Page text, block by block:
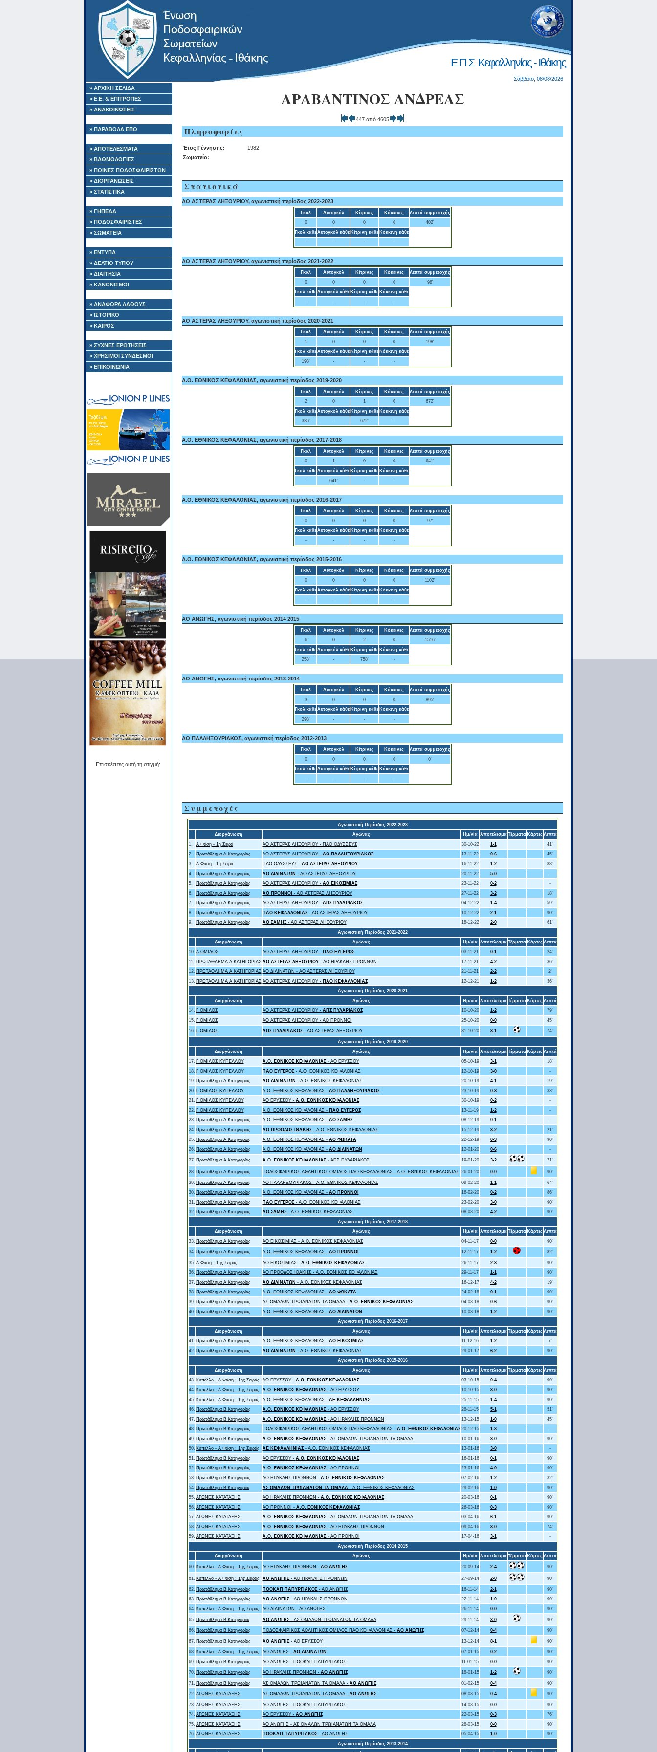
Ε.Π.Σ. Κεφαλληνίας - Ιθάκης
Σάββατο, 08/08/2026
» ΑΡΧΙΚΗ ΣΕΛΙΔΑ
» Ε.Ε. & ΕΠΙΤΡΟΠΕΣ
» ΑΝΑΚΟΙΝΩΣΕΙΣ
» ΠΑΡΑΒΟΛΑ ΕΠΟ
» ΑΠΟΤΕΛΕΣΜΑΤΑ
» ΒΑΘΜΟΛΟΓΙΕΣ
» ΠΟΙΝΕΣ ΠΟΔΟΣΦΑΙΡΙΣΤΩΝ
» ΔΙΟΡΓΑΝΩΣΕΙΣ
» ΣΤΑΤΙΣΤΙΚΑ
» ΓΗΠΕΔΑ
» ΠΟΔΟΣΦΑΙΡΙΣΤΕΣ
» ΣΩΜΑΤΕΙΑ
» ΕΝΤΥΠΑ
» ΔΕΛΤΙΟ ΤΥΠΟΥ
» ΔΙΑΙΤΗΣΙΑ
» ΚΑΝΟΝΙΣΜΟΙ
» ΑΝΑΦΟΡΑ ΛΑΘΟΥΣ
» ΙΣΤΟΡΙΚΟ
» ΚΑΙΡΟΣ
» ΣΥΧΝΕΣ ΕΡΩΤΗΣΕΙΣ
» ΧΡΗΣΙΜΟΙ ΣΥΝΔΕΣΜΟΙ
» ΕΠΙΚΟΙΝΩΝΙΑ
Επισκέπτες αυτή τη στιγμή:
ΑΡΑΒΑΝΤΙΝΟΣ ΑΝΔΡΕΑΣ
447 από 4605
Πληροφορίες
Έτος Γέννησης:
1982
Σωματείο:
Στατιστικά
ΑΟ ΑΣΤΕΡΑΣ ΛΗΞΟΥΡΙΟΥ, αγωνιστική περίοδος 2022-2023
Γκολ Αυτογκόλ Κίτρινες Κόκκινες
Λεπτά συμμετοχής
0
0 0 0
402'
Γκολ κάθε Αυτογκόλ κάθε Κίτρινη κάθε Κόκκινη κάθε
-
- - -
ΑΟ ΑΣΤΕΡΑΣ ΛΗΞΟΥΡΙΟΥ, αγωνιστική περίοδος 2021-2022
Γκολ Αυτογκόλ Κίτρινες Κόκκινες
Λεπτά συμμετοχής
0
0 0 0
98'
Γκολ κάθε Αυτογκόλ κάθε Κίτρινη κάθε Κόκκινη κάθε
-
- - -
ΑΟ ΑΣΤΕΡΑΣ ΛΗΞΟΥΡΙΟΥ, αγωνιστική περίοδος 2020-2021
Γκολ Αυτογκόλ Κίτρινες Κόκκινες
Λεπτά συμμετοχής
1
0 0 0
198'
Γκολ κάθε Αυτογκόλ κάθε Κίτρινη κάθε Κόκκινη κάθε
198'
- - -
A.O. ΕΘΝΙΚΟΣ ΚΕΦΑΛΟΝΙΑΣ, αγωνιστική περίοδος 2019-2020
Γκολ Αυτογκόλ Κίτρινες Κόκκινες
Λεπτά συμμετοχής
2
0 1 0
672'
Γκολ κάθε Αυτογκόλ κάθε Κίτρινη κάθε Κόκκινη κάθε
336'
- 672' -
A.O. ΕΘΝΙΚΟΣ ΚΕΦΑΛΟΝΙΑΣ, αγωνιστική περίοδος 2017-2018
Γκολ Αυτογκόλ Κίτρινες Κόκκινες
Λεπτά συμμετοχής
0
1 0 0
641'
Γκολ κάθε Αυτογκόλ κάθε Κίτρινη κάθε Κόκκινη κάθε
-
641' - -
A.O. ΕΘΝΙΚΟΣ ΚΕΦΑΛΟΝΙΑΣ, αγωνιστική περίοδος 2016-2017
Γκολ Αυτογκόλ Κίτρινες Κόκκινες
Λεπτά συμμετοχής
0
0 0 0
97'
Γκολ κάθε Αυτογκόλ κάθε Κίτρινη κάθε Κόκκινη κάθε
-
- - -
A.O. ΕΘΝΙΚΟΣ ΚΕΦΑΛΟΝΙΑΣ, αγωνιστική περίοδος 2015-2016
Γκολ Αυτογκόλ Κίτρινες Κόκκινες
Λεπτά συμμετοχής
0
0 0 0
1102'
Γκολ κάθε Αυτογκόλ κάθε Κίτρινη κάθε Κόκκινη κάθε
-
- - -
ΑΟ ΑΝΩΓΗΣ, αγωνιστική περίοδος 2014 2015
Γκολ Αυτογκόλ Κίτρινες Κόκκινες
Λεπτά συμμετοχής
6
0 2 0
1516'
Γκολ κάθε Αυτογκόλ κάθε Κίτρινη κάθε Κόκκινη κάθε
253'
- 758' -
ΑΟ ΑΝΩΓΗΣ, αγωνιστική περίοδος 2013-2014
Γκολ Αυτογκόλ Κίτρινες Κόκκινες
Λεπτά συμμετοχής
3
0 0 0
895'
Γκολ κάθε Αυτογκόλ κάθε Κίτρινη κάθε Κόκκινη κάθε
298'
- - -
ΑΟ ΠΑΛΛΗΞΟΥΡΙΑΚΟΣ, αγωνιστική περίοδος 2012-2013
Γκολ Αυτογκόλ Κίτρινες Κόκκινες
Λεπτά συμμετοχής
0
0 0 0
0'
Γκολ κάθε Αυτογκόλ κάθε Κίτρινη κάθε Κόκκινη κάθε
-
- - -
Συμμετοχές
Αγωνιστική Περίοδος 2022-2023
Διοργάνωση
Αγώνας Ημ/νία Αποτέλεσμα Τέρματα Κάρτες Λεπτά
1.
Α Φάση - 1η Σειρά ΑΟ ΑΣΤΕΡΑΣ ΛΗΞΟΥΡΙΟΥ - ΠΑΟ ΟΔΥΣΣΕΥΣ 30-10-22 1-1
41'
2.
Πρωτάθλημα Α Κατηγορίας ΑΟ ΑΣΤΕΡΑΣ ΛΗΞΟΥΡΙΟΥ - ΑΟ ΠΑΛΛΗΞΟΥΡΙΑΚΟΣ 13-11-22 0-6
45'
3.
Α Φάση - 1η Σειρά ΠΑΟ ΟΔΥΣΣΕΥΣ - ΑΟ ΑΣΤΕΡΑΣ ΛΗΞΟΥΡΙΟΥ 16-11-22 1-2
88'
4.
Πρωτάθλημα Α Κατηγορίας ΑΟ ΔΙΛΙΝΑΤΩΝ - ΑΟ ΑΣΤΕΡΑΣ ΛΗΞΟΥΡΙΟΥ 20-11-22 5-0
-
5.
Πρωτάθλημα Α Κατηγορίας ΑΟ ΑΣΤΕΡΑΣ ΛΗΞΟΥΡΙΟΥ - ΑΟ ΕΙΚΟΣΙΜΙΑΣ 23-11-22 0-2
-
6.
Πρωτάθλημα Α Κατηγορίας ΑΟ ΠΡΟΝΝΟΙ - ΑΟ ΑΣΤΕΡΑΣ ΛΗΞΟΥΡΙΟΥ 27-11-22 3-2
18'
7.
Πρωτάθλημα Α Κατηγορίας ΑΟ ΑΣΤΕΡΑΣ ΛΗΞΟΥΡΙΟΥ - ΑΠΣ ΠΥΛΑΡΙΑΚΟΣ 04-12-22 1-4
59'
8.
Πρωτάθλημα Α Κατηγορίας ΠΑΟ ΚΕΦΑΛΛΟΝΙΑΣ- ΑΟ ΑΣΤΕΡΑΣ ΛΗΞΟΥΡΙΟΥ 10-12-22 2-1
90'
9.
Πρωτάθλημα Α Κατηγορίας ΑΟ ΣΑΜΗΣ- ΑΟ ΑΣΤΕΡΑΣ ΛΗΞΟΥΡΙΟΥ 18-12-22 2-0
61'
Αγωνιστική Περίοδος 2021-2022
Διοργάνωση
Αγώνας Ημ/νία Αποτέλεσμα Τέρματα Κάρτες Λεπτά
10. Α ΟΜΙΛΟΣ ΑΟ ΑΣΤΕΡΑΣ ΛΗΞΟΥΡΙΟΥ - ΠΑΟ ΕΥΓΕΡΟΣ 03-11-21 0-1
24'
11. ΠΡΩΤΑΘΛΗΜΑ Α ΚΑΤΗΓΟΡΙΑΣ ΑΟ ΑΣΤΕΡΑΣ ΛΗΞΟΥΡΙΟΥ- ΑΟ ΗΡΑΚΛΗΣ ΠΡΟΝΝΩΝ 17-11-21 4-2
36'
12. ΠΡΩΤΑΘΛΗΜΑ Α ΚΑΤΗΓΟΡΙΑΣ ΑΟ ΔΙΛΙΝΑΤΩΝ - ΑΟ ΑΣΤΕΡΑΣ ΛΗΞΟΥΡΙΟΥ 21-11-21 2-2
2'
13. ΠΡΩΤΑΘΛΗΜΑ Α ΚΑΤΗΓΟΡΙΑΣ ΑΟ ΑΣΤΕΡΑΣ ΛΗΞΟΥΡΙΟΥ - ΠΑΟ ΚΕΦΑΛΛΟΝΙΑΣ 12-12-21 1-2
36'
Αγωνιστική Περίοδος 2020-2021
Διοργάνωση
Αγώνας Ημ/νία Αποτέλεσμα Τέρματα Κάρτες Λεπτά
14. Γ ΟΜΙΛΟΣ ΑΟ ΑΣΤΕΡΑΣ ΛΗΞΟΥΡΙΟΥ - ΑΠΣ ΠΥΛΑΡΙΑΚΟΣ 10-10-20 1-2
79'
15. Γ ΟΜΙΛΟΣ ΑΟ ΑΣΤΕΡΑΣ ΛΗΞΟΥΡΙΟΥ - ΑΟ ΠΡΟΝΝΟΙ 25-10-20 0-0 45'
16. Γ ΟΜΙΛΟΣ ΑΠΣ ΠΥΛΑΡΙΑΚΟΣ- ΑΟ ΑΣΤΕΡΑΣ ΛΗΞΟΥΡΙΟΥ 31-10-20 3-1 74'
Αγωνιστική Περίοδος 2019-2020
Διοργάνωση
Αγώνας Ημ/νία Αποτέλεσμα Τέρματα Κάρτες Λεπτά
17. Γ ΟΜΙΛΟΣ ΚΥΠΕΛΛΟΥ A.O. ΕΘΝΙΚΟΣ ΚΕΦΑΛΟΝΙΑΣ- ΑΟ ΕΡΥΣΣΟΥ 05-10-19 3-1
18'
18. Γ ΟΜΙΛΟΣ ΚΥΠΕΛΛΟΥ ΠΑΟ ΕΥΓΕΡΟΣ- A.O. ΕΘΝΙΚΟΣ ΚΕΦΑΛΟΝΙΑΣ 12-10-19 3-0
-
19. Πρωτάθλημα Α Κατηγορίας ΑΟ ΔΙΛΙΝΑΤΩΝ - A.O. ΕΘΝΙΚΟΣ ΚΕΦΑΛΟΝΙΑΣ 20-10-19 4-1
19'
20. Γ ΟΜΙΛΟΣ ΚΥΠΕΛΛΟΥ A.O. ΕΘΝΙΚΟΣ ΚΕΦΑΛΟΝΙΑΣ - ΑΟ ΠΑΛΛΗΞΟΥΡΙΑΚΟΣ 23-10-19 0-3
33'
21. Γ ΟΜΙΛΟΣ ΚΥΠΕΛΛΟΥ ΑΟ ΕΡΥΣΣΟΥ - A.O. ΕΘΝΙΚΟΣ ΚΕΦΑΛΟΝΙΑΣ 30-10-19 0-2
-
22. Γ ΟΜΙΛΟΣ ΚΥΠΕΛΛΟΥ A.O. ΕΘΝΙΚΟΣ ΚΕΦΑΛΟΝΙΑΣ - ΠΑΟ ΕΥΓΕΡΟΣ 13-11-19 1-2
-
23. Πρωτάθλημα Α Κατηγορίας A.O. ΕΘΝΙΚΟΣ ΚΕΦΑΛΟΝΙΑΣ - ΑΟ ΣΑΜΗΣ 08-12-19 0-1
-
24. Πρωτάθλημα Α Κατηγορίας ΑΟ ΠΡΟΟΔΟΣ ΙΘΑΚΗΣ- A.O. ΕΘΝΙΚΟΣ ΚΕΦΑΛΟΝΙΑΣ 15-12-19 3-2
21'
25. Πρωτάθλημα Α Κατηγορίας A.O. ΕΘΝΙΚΟΣ ΚΕΦΑΛΟΝΙΑΣ - ΑΟ ΦΩΚΑΤΑ 22-12-19 0-3
90'
26. Πρωτάθλημα Α Κατηγορίας A.O. ΕΘΝΙΚΟΣ ΚΕΦΑΛΟΝΙΑΣ - ΑΟ ΔΙΛΙΝΑΤΩΝ 12-01-20 0-6 -
27. Πρωτάθλημα Α Κατηγορίας A.O. ΕΘΝΙΚΟΣ ΚΕΦΑΛΟΝΙΑΣ- ΑΠΣ ΠΥΛΑΡΙΑΚΟΣ 19-01-20 3-2 71'
28. Πρωτάθλημα Α Κατηγορίας ΠΟΔΟΣΦΑΙΡΙΚΟΣ ΑΘΛΗΤΙΚΟΣ ΟΜΙΛΟΣ ΠΑΟ ΚΕΦΑΛΛΟΝΙΑΣ - A.O. ΕΘΝΙΚΟΣ ΚΕΦΑΛΟΝΙΑΣ 26-01-20 0-0 90'
29. Πρωτάθλημα Α Κατηγορίας ΑΟ ΠΑΛΛΗΞΟΥΡΙΑΚΟΣ - A.O. ΕΘΝΙΚΟΣ ΚΕΦΑΛΟΝΙΑΣ 09-02-20 1-1
64'
30. Πρωτάθλημα Α Κατηγορίας A.O. ΕΘΝΙΚΟΣ ΚΕΦΑΛΟΝΙΑΣ - ΑΟ ΠΡΟΝΝΟΙ 16-02-20 0-2
86'
31. Πρωτάθλημα Α Κατηγορίας ΠΑΟ ΕΥΓΕΡΟΣ- A.O. ΕΘΝΙΚΟΣ ΚΕΦΑΛΟΝΙΑΣ 23-02-20 3-0
90'
32. Πρωτάθλημα Α Κατηγορίας ΑΟ ΣΑΜΗΣ- A.O. ΕΘΝΙΚΟΣ ΚΕΦΑΛΟΝΙΑΣ 08-03-20 4-2
90'
Αγωνιστική Περίοδος 2017-2018
Διοργάνωση
Αγώνας Ημ/νία Αποτέλεσμα Τέρματα Κάρτες Λεπτά
33. Πρωτάθλημα Α Κατηγορίας ΑΟ ΕΙΚΟΣΙΜΙΑΣ - A.O. ΕΘΝΙΚΟΣ ΚΕΦΑΛΟΝΙΑΣ 04-11-17 0-0 90'
34. Πρωτάθλημα Α Κατηγορίας A.O. ΕΘΝΙΚΟΣ ΚΕΦΑΛΟΝΙΑΣ - ΑΟ ΠΡΟΝΝΟΙ 12-11-17 1-2 82'
35. Α Φάση : 1ης Σειράς ΑΟ ΕΙΚΟΣΙΜΙΑΣ - A.O. ΕΘΝΙΚΟΣ ΚΕΦΑΛΟΝΙΑΣ 26-11-17 2-3
90'
36. Πρωτάθλημα Α Κατηγορίας ΑΟ ΠΡΟΟΔΟΣ ΙΘΑΚΗΣ - A.O. ΕΘΝΙΚΟΣ ΚΕΦΑΛΟΝΙΑΣ 29-11-17 1-1
90'
37. Πρωτάθλημα Α Κατηγορίας ΑΟ ΔΙΛΙΝΑΤΩΝ - A.O. ΕΘΝΙΚΟΣ ΚΕΦΑΛΟΝΙΑΣ 16-12-17 4-2
19'
38. Πρωτάθλημα Α Κατηγορίας A.O. ΕΘΝΙΚΟΣ ΚΕΦΑΛΟΝΙΑΣ - ΑΟ ΦΩΚΑΤΑ 24-02-18 0-1
90'
39. Πρωτάθλημα Α Κατηγορίας ΑΣ ΟΜΑΛΩΝ ΤΡΩΙΑΝΑΤΩΝ ΤΑ ΟΜΑΛΑ - A.O. ΕΘΝΙΚΟΣ ΚΕΦΑΛΟΝΙΑΣ 04-03-18 0-6
90'
40. Πρωτάθλημα Α Κατηγορίας A.O. ΕΘΝΙΚΟΣ ΚΕΦΑΛΟΝΙΑΣ - ΑΟ ΔΙΛΙΝΑΤΩΝ 10-03-18 1-2
90'
Αγωνιστική Περίοδος 2016-2017
Διοργάνωση
Αγώνας Ημ/νία Αποτέλεσμα Τέρματα Κάρτες Λεπτά
41. Πρωτάθλημα Α Κατηγορίας A.O. ΕΘΝΙΚΟΣ ΚΕΦΑΛΟΝΙΑΣ - ΑΟ ΕΙΚΟΣΙΜΙΑΣ 11-12-16 1-2
7'
42. Πρωτάθλημα Α Κατηγορίας ΑΟ ΔΙΛΙΝΑΤΩΝ - A.O. ΕΘΝΙΚΟΣ ΚΕΦΑΛΟΝΙΑΣ 29-01-17 6-2
90'
Αγωνιστική Περίοδος 2015-2016
Διοργάνωση
Αγώνας Ημ/νία Αποτέλεσμα Τέρματα Κάρτες Λεπτά
43. Κύπελλο - Α Φάση : 1ης Σειράς ΑΟ ΕΡΥΣΣΟΥ - A.O. ΕΘΝΙΚΟΣ ΚΕΦΑΛΟΝΙΑΣ 03-10-15 0-4
90'
44. Κύπελλο - Α Φάση : 1ης Σειράς A.O. ΕΘΝΙΚΟΣ ΚΕΦΑΛΟΝΙΑΣ- ΑΟ ΕΡΥΣΣΟΥ 10-10-15 3-0
90'
45. Κύπελλο - Α Φάση : 1ης Σειράς A.O. ΕΘΝΙΚΟΣ ΚΕΦΑΛΟΝΙΑΣ - ΑΕ ΚΕΦΑΛΛΗΝΙΑΣ 25-11-15 1-4
90'
46. Πρωτάθλημα Β Κατηγορίας A.O. ΕΘΝΙΚΟΣ ΚΕΦΑΛΟΝΙΑΣ- ΑΟ ΕΡΥΣΣΟΥ 28-11-15 5-1
51'
47. Πρωτάθλημα Β Κατηγορίας A.O. ΕΘΝΙΚΟΣ ΚΕΦΑΛΟΝΙΑΣ- ΑΟ ΗΡΑΚΛΗΣ ΠΡΟΝΝΩΝ 13-12-15 1-0
45'
48. Πρωτάθλημα Β Κατηγορίας ΠΟΔΟΣΦΑΙΡΙΚΟΣ ΑΘΛΗΤΙΚΟΣ ΟΜΙΛΟΣ ΠΑΟ ΚΕΦΑΛΛΟΝΙΑΣ - A.O. ΕΘΝΙΚΟΣ ΚΕΦΑΛΟΝΙΑΣ 20-12-15 1-3
-
49. Πρωτάθλημα Β Κατηγορίας A.O. ΕΘΝΙΚΟΣ ΚΕΦΑΛΟΝΙΑΣ- ΑΣ ΟΜΑΛΩΝ ΤΡΩΙΑΝΑΤΩΝ ΤΑ ΟΜΑΛΑ 10-01-16 3-0
90'
50. Κύπελλο - Α Φάση : 1ης Σειράς ΑΕ ΚΕΦΑΛΛΗΝΙΑΣ - A.O. ΕΘΝΙΚΟΣ ΚΕΦΑΛΟΝΙΑΣ 13-01-16 3-0
-
51. Πρωτάθλημα Β Κατηγορίας ΑΟ ΕΡΥΣΣΟΥ - A.O. ΕΘΝΙΚΟΣ ΚΕΦΑΛΟΝΙΑΣ 16-01-16 0-1
90'
52. Πρωτάθλημα Β Κατηγορίας A.O. ΕΘΝΙΚΟΣ ΚΕΦΑΛΟΝΙΑΣ- ΑΟ ΠΡΟΝΝΟΙ 23-01-16 4-0
90'
53. Πρωτάθλημα Β Κατηγορίας ΑΟ ΗΡΑΚΛΗΣ ΠΡΟΝΝΩΝ - A.O. ΕΘΝΙΚΟΣ ΚΕΦΑΛΟΝΙΑΣ 07-02-16 1-2
32'
54. Πρωτάθλημα Β Κατηγορίας ΑΣ ΟΜΑΛΩΝ ΤΡΩΙΑΝΑΤΩΝ ΤΑ ΟΜΑΛΑ- A.O. ΕΘΝΙΚΟΣ ΚΕΦΑΛΟΝΙΑΣ 29-02-16 1-0
90'
55. ΑΓΩΝΕΣ ΚΑΤΑΤΑΞΗΣ ΑΟ ΗΡΑΚΛΗΣ ΠΡΟΝΝΩΝ - A.O. ΕΘΝΙΚΟΣ ΚΕΦΑΛΟΝΙΑΣ 20-03-16 0-1
90'
56. ΑΓΩΝΕΣ ΚΑΤΑΤΑΞΗΣ ΑΟ ΠΡΟΝΝΟΙ - A.O. ΕΘΝΙΚΟΣ ΚΕΦΑΛΟΝΙΑΣ 26-03-16 0-3
90'
57. ΑΓΩΝΕΣ ΚΑΤΑΤΑΞΗΣ A.O. ΕΘΝΙΚΟΣ ΚΕΦΑΛΟΝΙΑΣ- ΑΣ ΟΜΑΛΩΝ ΤΡΩΙΑΝΑΤΩΝ ΤΑ ΟΜΑΛΑ 03-04-16 6-1
90'
58. ΑΓΩΝΕΣ ΚΑΤΑΤΑΞΗΣ A.O. ΕΘΝΙΚΟΣ ΚΕΦΑΛΟΝΙΑΣ- ΑΟ ΗΡΑΚΛΗΣ ΠΡΟΝΝΩΝ 09-04-16 3-0
74'
59. ΑΓΩΝΕΣ ΚΑΤΑΤΑΞΗΣ A.O. ΕΘΝΙΚΟΣ ΚΕΦΑΛΟΝΙΑΣ- ΑΟ ΠΡΟΝΝΟΙ 17-04-16 3-1
-
Αγωνιστική Περίοδος 2014 2015
Διοργάνωση
Αγώνας Ημ/νία Αποτέλεσμα Τέρματα Κάρτες Λεπτά
60. Κύπελλο - Α Φάση : 1ης Σειράς ΑΟ ΗΡΑΚΛΗΣ ΠΡΟΝΝΩΝ - ΑΟ ΑΝΩΓΗΣ 20-09-14 2-4 90'
61. Κύπελλο - Α Φάση : 1ης Σειράς ΑΟ ΑΝΩΓΗΣ- ΑΟ ΗΡΑΚΛΗΣ ΠΡΟΝΝΩΝ 27-09-14 2-0 90'
62. Πρωτάθλημα Β Κατηγορίας ΠΟΟΚΑΠ ΠΑΠΥΡΓΙΑΚΟΣ - ΑΟ ΑΝΩΓΗΣ 16-11-14 2-1
90'
63. Πρωτάθλημα Β Κατηγορίας ΑΟ ΑΝΩΓΗΣ- ΑΟ ΗΡΑΚΛΗΣ ΠΡΟΝΝΩΝ 22-11-14 1-0
90'
64. Κύπελλο - Α Φάση : 1ης Σειράς ΑΟ ΔΙΛΙΝΑΤΩΝ - ΑΟ ΑΝΩΓΗΣ 26-11-14 0-0 90'
65. Πρωτάθλημα Β Κατηγορίας ΑΟ ΑΝΩΓΗΣ- ΑΣ ΟΜΑΛΩΝ ΤΡΩΙΑΝΑΤΩΝ ΤΑ ΟΜΑΛΑ 29-11-14 3-0 90'
66. Πρωτάθλημα Β Κατηγορίας ΠΟΔΟΣΦΑΙΡΙΚΟΣ ΑΘΛΗΤΙΚΟΣ ΟΜΙΛΟΣ ΠΑΟ ΚΕΦΑΛΛΟΝΙΑΣ - ΑΟ ΑΝΩΓΗΣ 07-12-14 0-4 90'
67. Πρωτάθλημα Β Κατηγορίας ΑΟ ΑΝΩΓΗΣ- ΑΟ ΕΡΥΣΣΟΥ 13-12-14 8-1 90'
68. Κύπελλο - Α Φάση : 1ης Σειράς ΑΟ ΑΝΩΓΗΣ - ΑΟ ΔΙΛΙΝΑΤΩΝ 07-01-15 0-2
90'
69. Πρωτάθλημα Β Κατηγορίας ΑΟ ΑΝΩΓΗΣ - ΠΟΟΚΑΠ ΠΑΠΥΡΓΙΑΚΟΣ 11-01-15 0-0 90'
70. Πρωτάθλημα Β Κατηγορίας ΑΟ ΗΡΑΚΛΗΣ ΠΡΟΝΝΩΝ - ΑΟ ΑΝΩΓΗΣ 18-01-15 1-2 90'
71. Πρωτάθλημα Β Κατηγορίας ΑΣ ΟΜΑΛΩΝ ΤΡΩΙΑΝΑΤΩΝ ΤΑ ΟΜΑΛΑ - ΑΟ ΑΝΩΓΗΣ 01-02-15 0-4 90'
72. ΑΓΩΝΕΣ ΚΑΤΑΤΑΞΗΣ ΑΣ ΟΜΑΛΩΝ ΤΡΩΙΑΝΑΤΩΝ ΤΑ ΟΜΑΛΑ - ΑΟ ΑΝΩΓΗΣ 08-03-15 0-4 90'
73. ΑΓΩΝΕΣ ΚΑΤΑΤΑΞΗΣ ΑΟ ΑΝΩΓΗΣ - ΠΟΟΚΑΠ ΠΑΠΥΡΓΙΑΚΟΣ 14-03-15 0-0
90'
74. ΑΓΩΝΕΣ ΚΑΤΑΤΑΞΗΣ ΑΟ ΕΡΥΣΣΟΥ - ΑΟ ΑΝΩΓΗΣ 22-03-15 0-3
76'
75. ΑΓΩΝΕΣ ΚΑΤΑΤΑΞΗΣ ΑΟ ΑΝΩΓΗΣ - ΑΣ ΟΜΑΛΩΝ ΤΡΩΙΑΝΑΤΩΝ ΤΑ ΟΜΑΛΑ 28-03-15 0-0
90'
76. ΑΓΩΝΕΣ ΚΑΤΑΤΑΞΗΣ ΠΟΟΚΑΠ ΠΑΠΥΡΓΙΑΚΟΣ - ΑΟ ΑΝΩΓΗΣ 05-04-15 1-0
90'
Αγωνιστική Περίοδος 2013-2014